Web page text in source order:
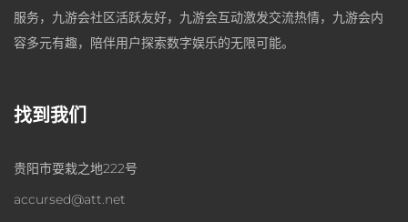
服务，九游会社区活跃友好，九游会互动激发交流热情，九游会内
容多元有趣，陪伴用户探索数字娱乐的无限可能。
找到我们
贵阳市耍栽之地222号
accursed@att.net